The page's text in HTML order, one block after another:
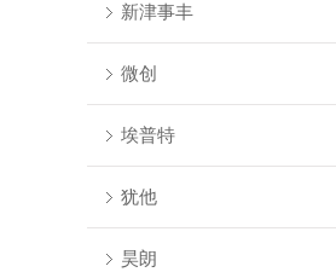
新津事丰
微创
埃普特
犹他
昊朗